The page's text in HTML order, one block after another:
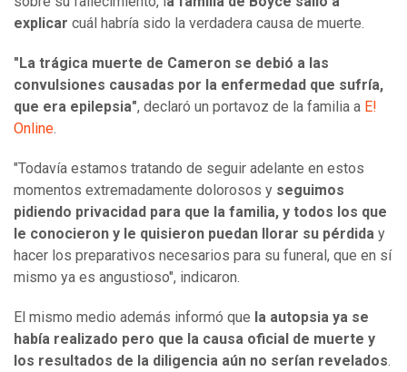
explicar cuál habría sido la verdadera causa de muerte.
"La trágica muerte de Cameron se debió a las
convulsiones causadas por la enfermedad que sufría,
que era epilepsia", declaró un portavoz de la familia a E!
Online.
"Todavía estamos tratando de seguir adelante en estos
momentos extremadamente dolorosos y seguimos
pidiendo privacidad para que la familia, y todos los que
le conocieron y le quisieron puedan llorar su pérdida y
hacer los preparativos necesarios para su funeral, que en sí
mismo ya es angustioso", indicaron.
El mismo medio además informó que la autopsia ya se
había realizado pero que la causa oficial de muerte y
los resultados de la diligencia aún no serían revelados.